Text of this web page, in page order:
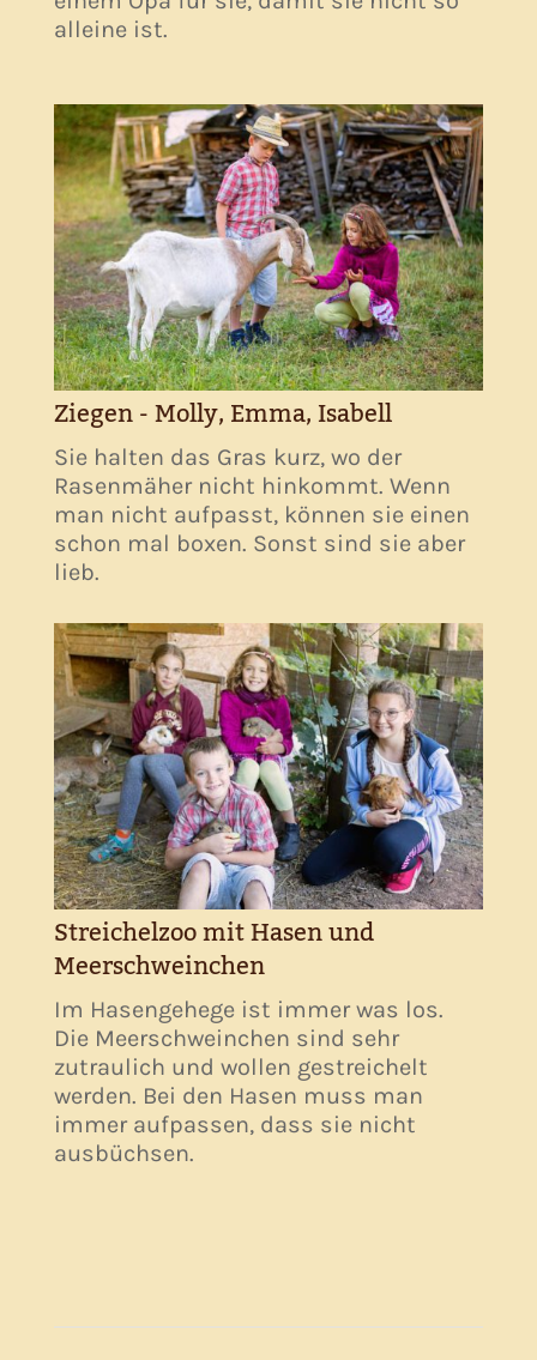
alleine ist.
Ziegen - Molly, Emma, Isabell
Sie halten das Gras kurz, wo der
Rasenmäher nicht hinkommt. Wenn
man nicht aufpasst, können sie einen
schon mal boxen. Sonst sind sie aber
lieb.
Streichelzoo mit Hasen und
Meerschweinchen
Im Hasengehege ist immer was los.
Die Meerschweinchen sind sehr
zutraulich und wollen gestreichelt
werden. Bei den Hasen muss man
immer aufpassen, dass sie nicht
ausbüchsen.